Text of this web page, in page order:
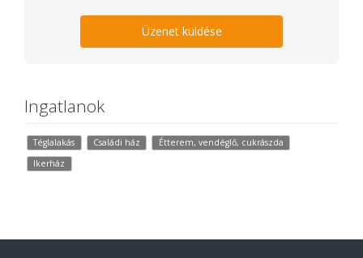
Üzenet küldése
Ingatlanok
Téglalakás Családi ház
Étterem, vendéglő, cukrászda
Ikerház